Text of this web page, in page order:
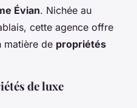
Évian. Nichée au
cette agence offre
matière de propriétés
de luxe